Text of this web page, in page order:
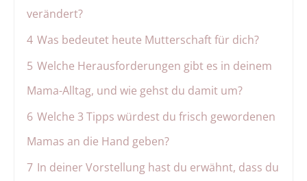
verändert?
4 Was bedeutet heute Mutterschaft für dich?
5 Welche Herausforderungen gibt es in deinem
Mama-Alltag, und wie gehst du damit um?
6 Welche 3 Tipps würdest du frisch gewordenen
Mamas an die Hand geben?
7 In deiner Vorstellung hast du erwähnt, dass du